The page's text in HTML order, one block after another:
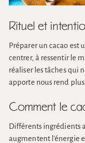
Rituel et
Préparer un cacao est
centrer, à ressentir le
réaliser les tâches qui
apporte nous rend
Comment le
Différents ingrédients
augmentent l'énergie